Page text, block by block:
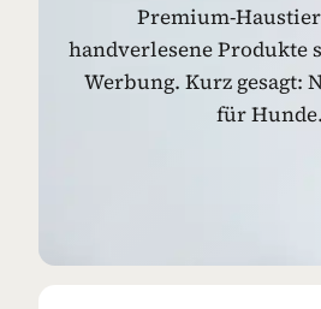
Premium-
handverlesene Produkte
Werbung. Kurz gesagt:
für Hunde.